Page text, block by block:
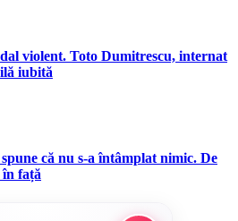
violent. Toto Dumitrescu, internat
iubită
că nu s-a întâmplat nimic. De
în față